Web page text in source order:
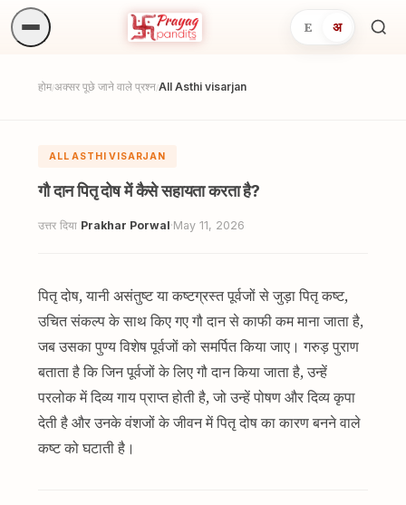
E अ
होम/अक्सर पूछे जाने वाले प्रश्न/All Asthi visarjan
ALL ASTHI VISARJAN
गौ दान पितृ दोष में कैसे सहायता करता है?
उत्तर दिया Prakhar Porwal·May 11, 2026
पितृ दोष, यानी असंतुष्ट या कष्टग्रस्त पूर्वजों से जुड़ा पितृ कष्ट,
उचित संकल्प के साथ किए गए गौ दान से काफी कम माना जाता है,
जब उसका पुण्य विशेष पूर्वजों को समर्पित किया जाए। गरुड़ पुराण
बताता है कि जिन पूर्वजों के लिए गौ दान किया जाता है, उन्हें
परलोक में दिव्य गाय प्राप्त होती है, जो उन्हें पोषण और दिव्य कृपा
देती है और उनके वंशजों के जीवन में पितृ दोष का कारण बनने वाले
कष्ट को घटाती है।